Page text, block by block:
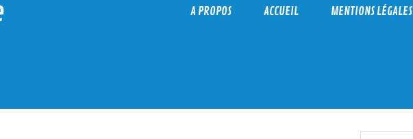
A PROPOS ACCUEIL MENTIONS LÉGALES